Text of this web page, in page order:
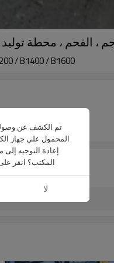
/ B1400 / B1600
مجموع / مزيج مصنع
تم الكشف عن
المحمول على جهاز
إعادة التوجيه
المكتب؟ انقر
لا